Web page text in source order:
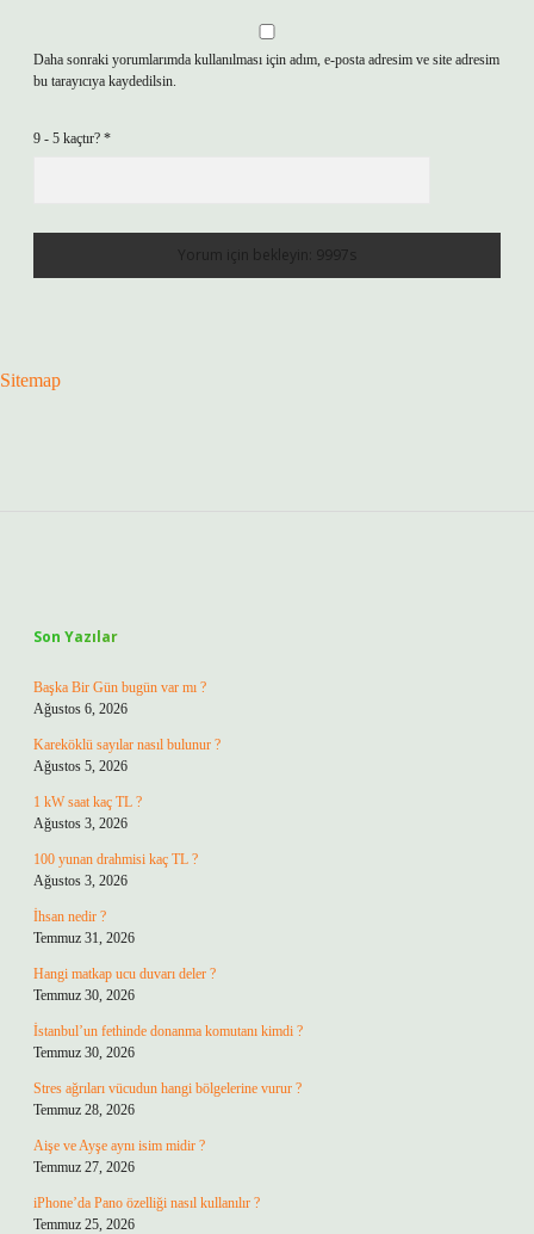
Daha sonraki yorumlarımda kullanılması için adım, e-posta adresim ve site adresim
bu tarayıcıya kaydedilsin.
9 - 5 kaçtır? *
Sitemap
Son Yazılar
Başka Bir Gün bugün var mı ?
Ağustos 6, 2026
Kareköklü sayılar nasıl bulunur ?
Ağustos 5, 2026
1 kW saat kaç TL ?
Ağustos 3, 2026
100 yunan drahmisi kaç TL ?
Ağustos 3, 2026
İhsan nedir ?
Temmuz 31, 2026
Hangi matkap ucu duvarı deler ?
Temmuz 30, 2026
İstanbul’un fethinde donanma komutanı kimdi ?
Temmuz 30, 2026
Stres ağrıları vücudun hangi bölgelerine vurur ?
Temmuz 28, 2026
Aişe ve Ayşe aynı isim midir ?
Temmuz 27, 2026
iPhone’da Pano özelliği nasıl kullanılır ?
Temmuz 25, 2026